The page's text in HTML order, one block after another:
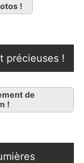
!
précieuses !
de
!